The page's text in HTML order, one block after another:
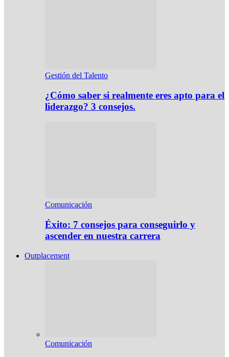
Gestión del Talento
¿Cómo saber si realmente eres apto para el
liderazgo? 3 consejos.
Comunicación
Éxito: 7 consejos para conseguirlo y
ascender en nuestra carrera
Outplacement
Comunicación